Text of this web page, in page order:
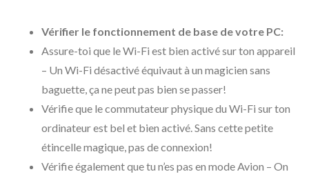
Vérifier le fonctionnement de base de votre PC:
Assure-toi que le Wi-Fi est bien activé sur ton appareil
– Un Wi-Fi désactivé équivaut à un magicien sans
baguette, ça ne peut pas bien se passer!
Vérifie que le commutateur physique du Wi-Fi sur ton
ordinateur est bel et bien activé. Sans cette petite
étincelle magique, pas de connexion!
Vérifie également que tu n’es pas en mode Avion – On